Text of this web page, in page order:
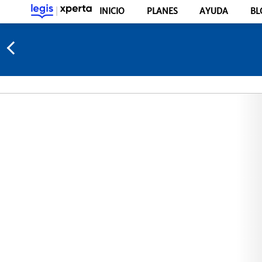
INICIO PLANES AYUDA